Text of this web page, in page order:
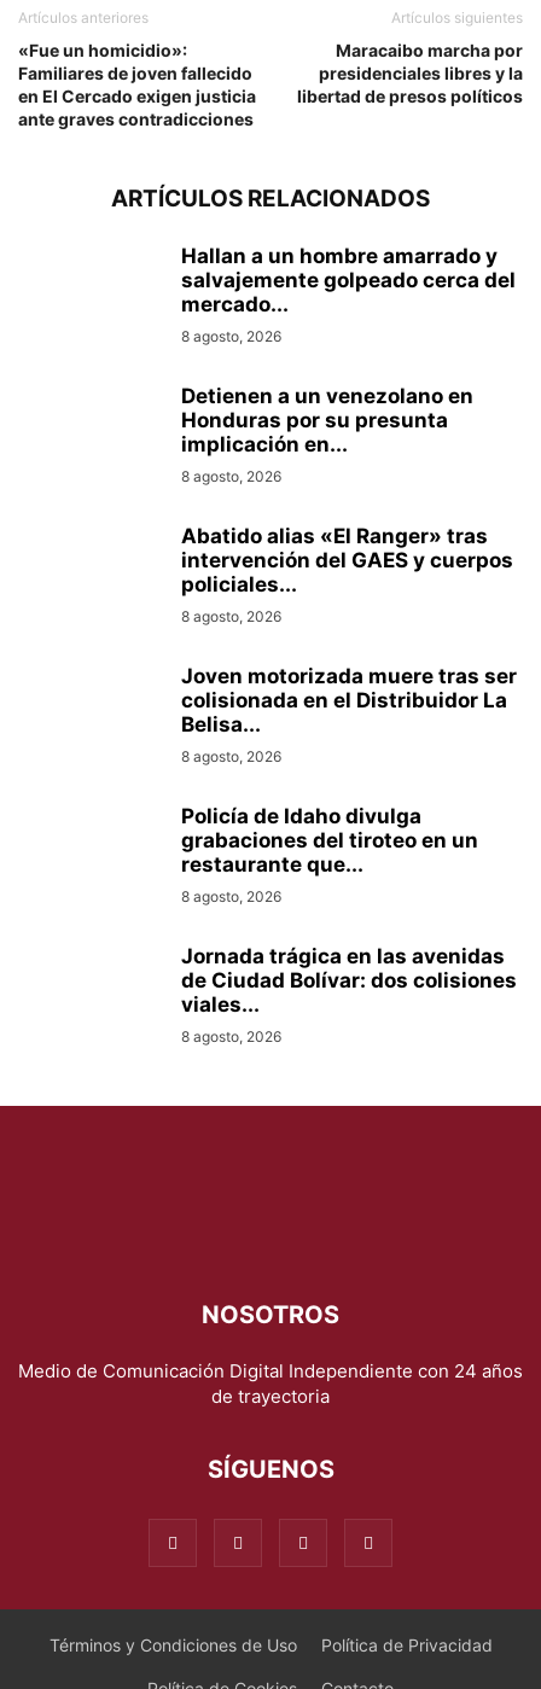
Artículos anteriores
«Fue un homicidio»:
Familiares de joven fallecido
en El Cercado exigen justicia
ante graves contradicciones
Artículos siguientes
Maracaibo marcha por
presidenciales libres y la
libertad de presos políticos
ARTÍCULOS RELACIONADOS
Hallan a un hombre amarrado y
salvajemente golpeado cerca del
mercado...
8 agosto, 2026
Detienen a un venezolano en
Honduras por su presunta
implicación en...
8 agosto, 2026
Abatido alias «El Ranger» tras
intervención del GAES y cuerpos
policiales...
8 agosto, 2026
Joven motorizada muere tras ser
colisionada en el Distribuidor La
Belisa...
8 agosto, 2026
Policía de Idaho divulga
grabaciones del tiroteo en un
restaurante que...
8 agosto, 2026
Jornada trágica en las avenidas
de Ciudad Bolívar: dos colisiones
viales...
8 agosto, 2026
NOSOTROS
Medio de Comunicación Digital Independiente con 24 años
de trayectoria
SÍGUENOS
Términos y Condiciones de Uso Política de Privacidad